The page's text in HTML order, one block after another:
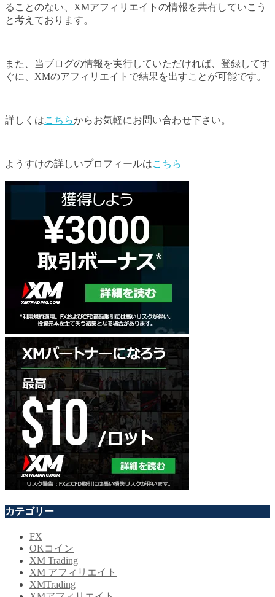
ることのない、XMアフィリエイトの情報を共有していこう
と考えております。
また、当ブログの情報を実行していただければ、登録してす
ぐに、XMのアフィリエイトで結果を出すことが可能です。
詳しくはこちらからお気軽にお問い合わせ下さい。
ようすけの詳しいプロフィールはこちら
カテゴリー
FX
OKコイン
XM Trading
XM アフィリエイト
XMTrading